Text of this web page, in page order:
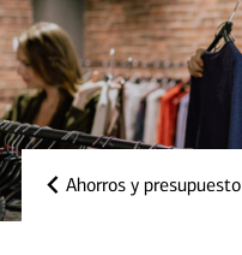
Ahorros y presupuesto